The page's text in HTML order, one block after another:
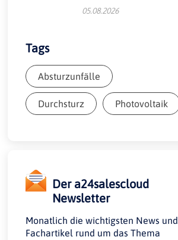
05.08.2026
Tags
Absturzunfälle
Durchsturz Photovoltaik
Der a24salescloud
Newsletter
Monatlich die wichtigsten News und
Fachartikel rund um das Thema